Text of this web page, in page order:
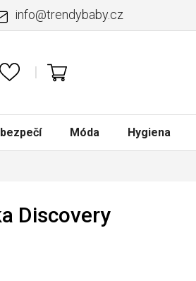
info@trendybaby.cz
KOŠÍKMóda Hygiena
Discovery